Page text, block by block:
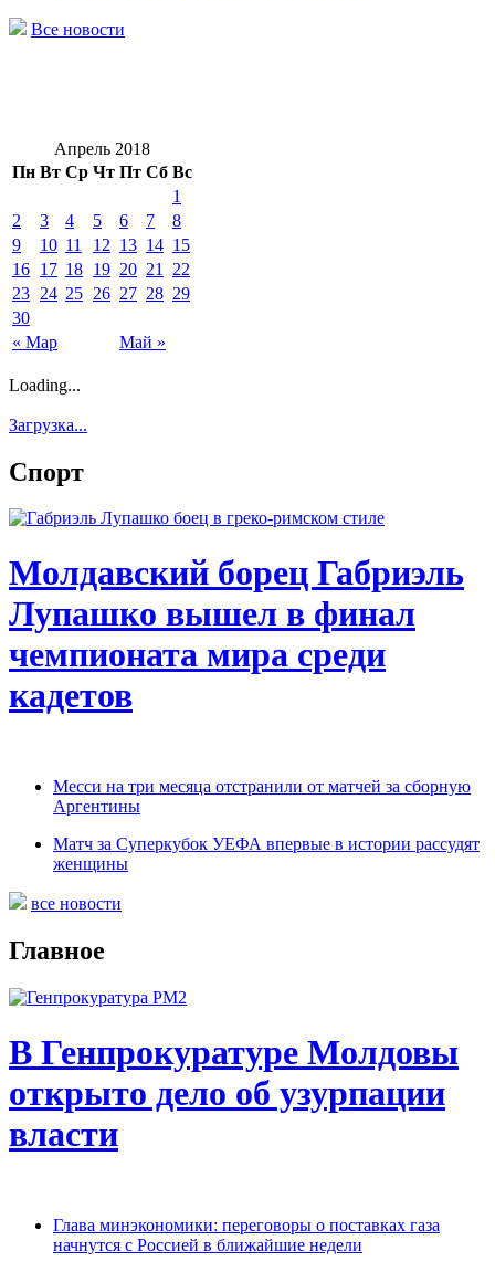
Все новости
Апрель 2018
Пн Вт Ср Чт Пт Сб Вс
« Мар Май »
1
2
3 4 5 6 7
8
9
10 11 12 13 14 15
16 17 18 19 20 21
22
23 24 25 26 27 28 29
30
Loading...
Загрузка...
Спорт
Молдавский борец Габриэль
Лупашко вышел в финал
чемпионата мира среди
кадетов
Месси на три месяца отстранили от матчей за сборную
Аргентины
Матч за Суперкубок УЕФА впервые в истории рассудят
женщины
все новости
Главное
В Генпрокуратуре Молдовы
открыто дело об узурпации
власти
Глава минэкономики: переговоры о поставках газа
начнутся с Россией в ближайшие недели